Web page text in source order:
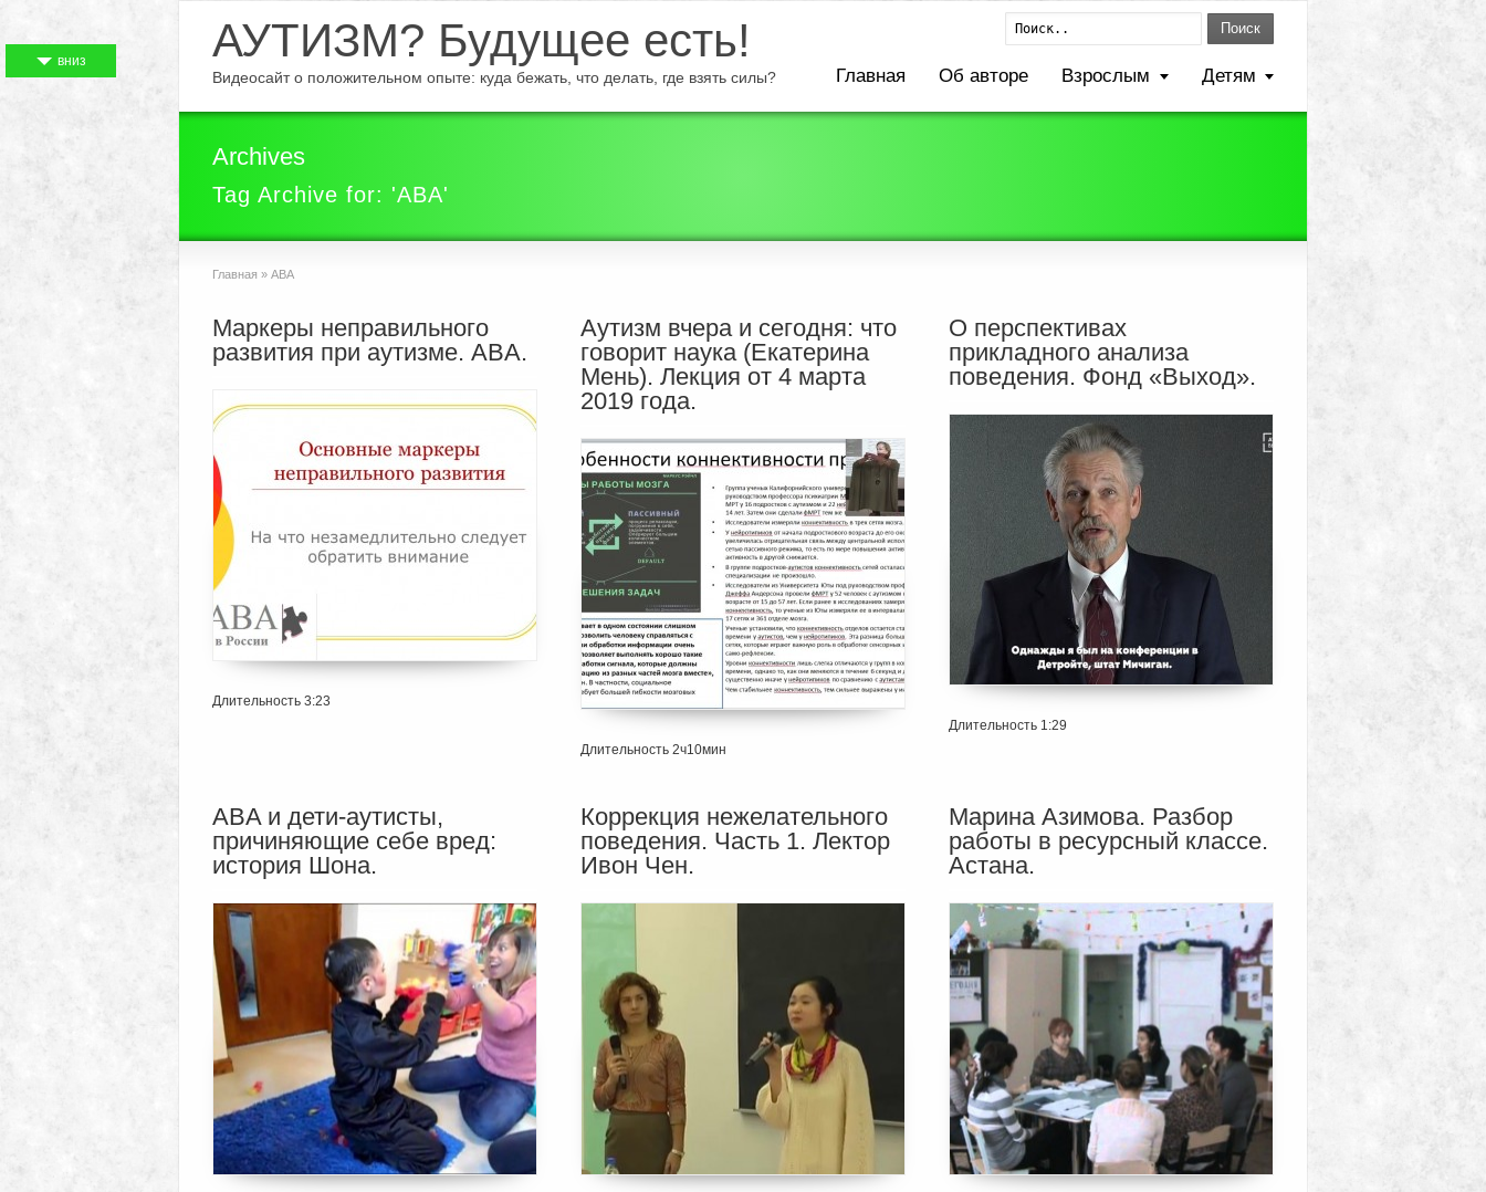
АУТИЗМ? Будущее есть!
Видеосайт о положительном опыте: куда бежать, что делать, где взять силы?
Поиск
Главная Об авторе Взрослым Детям
Archives
Tag Archive for: 'ABA'
Главная » ABA
Маркеры неправильного
развития при аутизме. ABA.
Длительность 3:23
Аутизм вчера и сегодня: что
говорит наука (Екатерина
Мень). Лекция от 4 марта
2019 года.
Длительность 2ч10мин
О перспективах
прикладного анализа
поведения. Фонд «Выход».
Длительность 1:29
ABA и дети-аутисты,
причиняющие себе вред:
история Шона.
Коррекция нежелательного
поведения. Часть 1. Лектор
Ивон Чен.
Марина Азимова. Разбор
работы в ресурсный классе.
Астана.
вниз